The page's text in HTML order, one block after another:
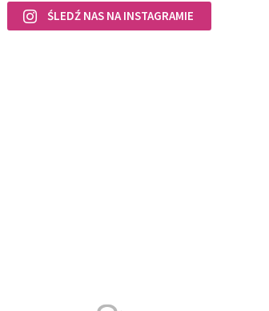
ŚLEDŹ NAS NA INSTAGRAMIE